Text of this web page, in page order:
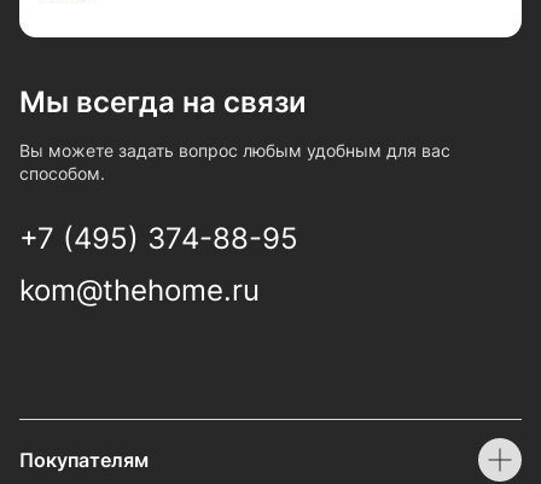
Мы всегда на связи
Вы можете задать вопрос любым удобным для вас
способом.
+7 (495) 374-88-95
kom@thehome.ru
Покупателям